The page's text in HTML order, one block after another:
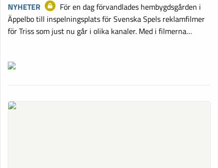
NYHETER
För en dag förvandlades hembygdsgården i
Äppelbo till inspelningsplats för Svenska Spels reklamfilmer
för Triss som just nu går i olika kanaler. Med i filmerna…